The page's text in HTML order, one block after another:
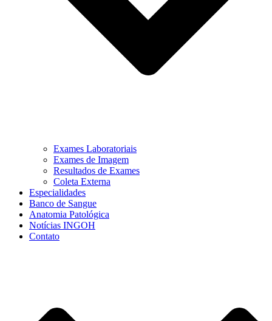
Exames Laboratoriais
Exames de Imagem
Resultados de Exames
Coleta Externa
Especialidades
Banco de Sangue
Anatomia Patológica
Notícias INGOH
Contato